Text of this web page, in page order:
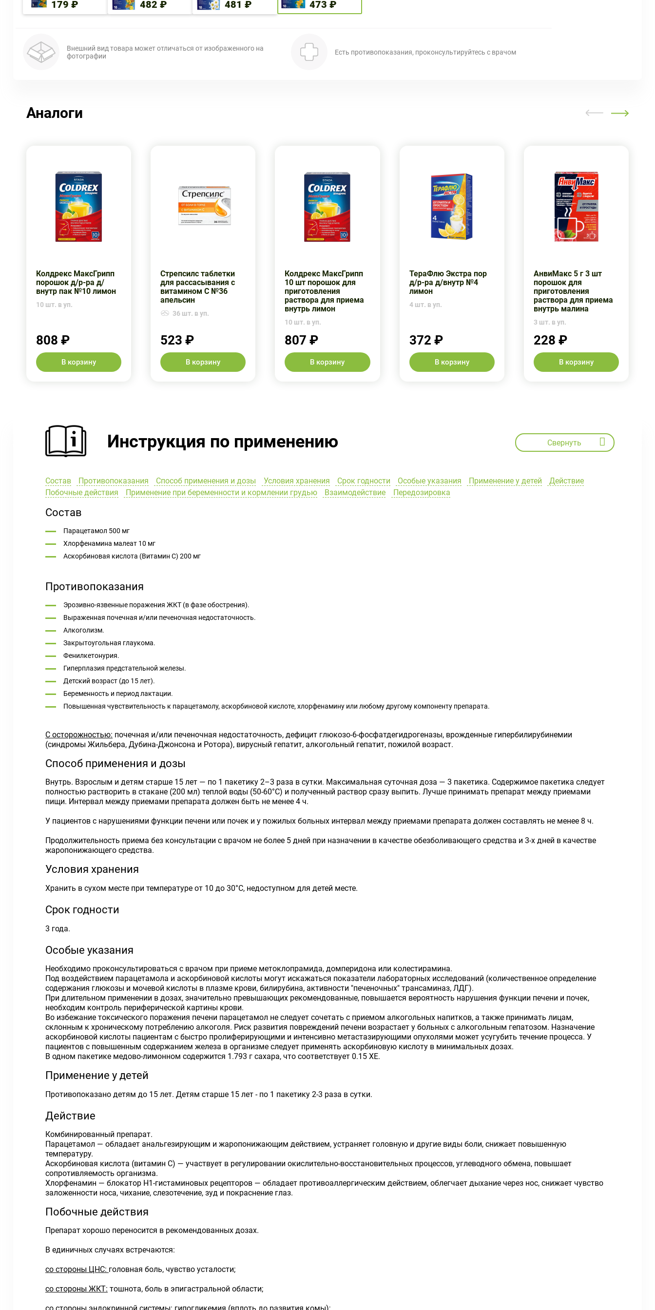
179 ₽ 482 ₽ 481 ₽ 473 ₽
Внешний вид товара может отличаться от изображенного на
фотографии
Есть противопоказания, проконсультируйтесь с врачом
Аналоги
Колдрекс МаксГрипп
порошок д/р-ра д/
внутр пак №10 лимон
10 шт. в уп.
808 ₽
В корзину
Стрепсилс таблетки
для рассасывания с
витамином С №36
апельсин
36 шт. в уп.
523 ₽
В корзину
Колдрекс МаксГрипп
10 шт порошок для
приготовления
раствора для приема
внутрь лимон
10 шт. в уп.
807 ₽
В корзину
ТераФлю Экстра пор
д/р-ра д/внутр №4
лимон
4 шт. в уп.
372 ₽
В корзину
АнвиМакс 5 г 3 шт
порошок для
приготовления
раствора для приема
внутрь малина
3 шт. в уп.
228 ₽
В корзину
Инструкция по применению Свернуть
Состав Противопоказания Способ применения и дозы Условия хранения Срок годности Особые указания Применение у детей
Действие
Побочные действия
Применение при беременности и кормлении грудью Взаимодействие Передозировка
Состав
Парацетамол 500 мг
Хлорфенамина малеат 10 мг
Аскорбиновая кислота (Витамин С) 200 мг
Противопоказания
Эрозивно-язвенные поражения ЖКТ (в фазе обострения).
Выраженная почечная и/или печеночная недостаточность.
Алкоголизм.
Закрытоугольная глаукома.
Фенилкетонурия.
Гиперплазия предстательной железы.
Детский возраст (до 15 лет).
Беременность и период лактации.
Повышенная чувствительность к парацетамолу, аскорбиновой кислоте, хлорфенамину или любому другому компоненту препарата.
С осторожностью: почечная и/или печеночная недостаточность, дефицит глюкозо-6-фосфатдегидрогеназы, врожденные гипербилирубинемии
(синдромы Жильбера, Дубина-Джонсона и Ротора), вирусный гепатит, алкогольный гепатит, пожилой возраст.
Способ применения и дозы
Внутрь. Взрослым и детям старше 15 лет — по 1 пакетику 2–3 раза в сутки. Максимальная суточная доза — 3 пакетика. Содержимое пакетика следует
полностью растворить в стакане (200 мл) теплой воды (50-60°С) и полученный раствор сразу выпить. Лучше принимать препарат между приемами
пищи. Интервал между приемами препарата должен быть не менее 4 ч.
У пациентов с нарушениями функции печени или почек и у пожилых больных интервал между приемами препарата должен составлять не менее 8 ч.
Продолжительность приема без консультации с врачом не более 5 дней при назначении в качестве обезболивающего средства и 3-х дней в качестве
жаропонижающего средства.
Условия хранения
Хранить в сухом месте при температуре от 10 до 30°С, недоступном для детей месте.
Срок годности
3 года.
Особые указания
Необходимо проконсультироваться с врачом при приеме метоклопрамида, домперидона или колестирамина.
Под воздействием парацетамола и аскорбиновой кислоты могут искажаться показатели лабораторных исследований (количественное определение
содержания глюкозы и мочевой кислоты в плазме крови, билирубина, активности "печеночных" трансаминаз, ЛДГ).
При длительном применении в дозах, значительно превышающих рекомендованные, повышается вероятность нарушения функции печени и почек,
необходим контроль периферической картины крови.
Во избежание токсического поражения печени парацетамол не следует сочетать с приемом алкогольных напитков, а также принимать лицам,
склонным к хроническому потреблению алкоголя. Риск развития повреждений печени возрастает у больных с алкогольным гепатозом. Назначение
аскорбиновой кислоты пациентам с быстро пролиферирующими и интенсивно метастазирующими опухолями может усугубить течение процесса. У
пациентов с повышенным содержанием железа в организме следует применять аскорбиновую кислоту в минимальных дозах.
В одном пакетике медово-лимонном содержится 1.793 г сахара, что соответствует 0.15 ХЕ.
Применение у детей
Противопоказано детям до 15 лет. Детям старше 15 лет - по 1 пакетику 2-3 раза в сутки.
Действие
Комбинированный препарат.
Парацетамол — обладает анальгезирующим и жаропонижающим действием, устраняет головную и другие виды боли, снижает повышенную
температуру.
Аскорбиновая кислота (витамин С) — участвует в регулировании окислительно-восстановительных процессов, углеводного обмена, повышает
сопротивляемость организма.
Хлорфенамин — блокатор Н1-гистаминовых рецепторов — обладает противоаллергическим действием, облегчает дыхание через нос, снижает чувство
заложенности носа, чихание, слезотечение, зуд и покраснение глаз.
Побочные действия
Препарат хорошо переносится в рекомендованных дозах.
В единичных случаях встречаются:
со стороны ЦНС: головная боль, чувство усталости;
со стороны ЖКТ: тошнота, боль в эпигастральной области;